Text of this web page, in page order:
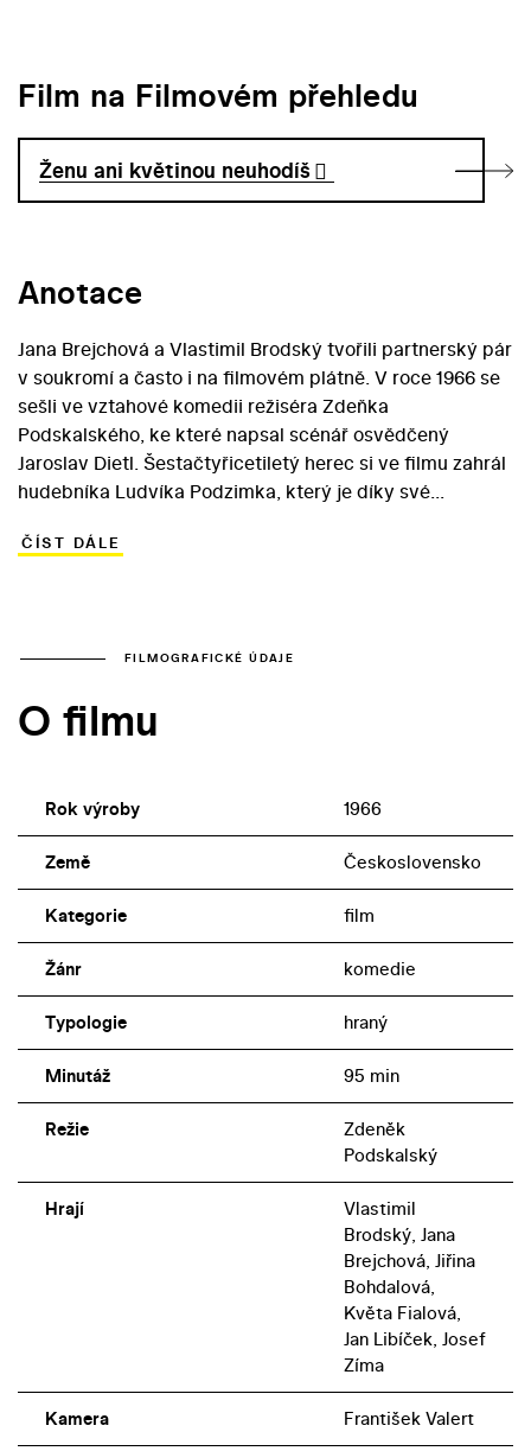
Film na Filmovém přehledu
Ženu ani květinou neuhodíš
Anotace
Jana Brejchová a Vlastimil Brodský tvořili partnerský pár
v soukromí a často i na filmovém plátně. V roce 1966 se
sešli ve vztahové komedii režiséra Zdeňka
Podskalského, ke které napsal scénář osvědčený
Jaroslav Dietl. Šestačtyřicetiletý herec si ve filmu zahrál
hudebníka Ludvíka Podzimka, který je díky své
pozornosti. Nedobrovolný, ženatý donchuán má ovšem s
problémy. Bohunka by se totiž ráda vdávala a Ludvík se
zahrály Jiřina Bohdalová, Karolina Slunéčková a Květa
ČÍST DÁLE
FILMOGRAFICKÉ ÚDAJE
O filmu
Rok výroby 1966
Země Československo
Kategorie film
Žánr komedie
Typologie hraný
Minutáž 95 min
Režie
Zdeněk
Podskalský
Hrají
Vlastimil
Brodský, Jana
Brejchová, Jiřina
Bohdalová,
Květa Fialová,
Jan Libíček, Josef
Zíma
Kamera František Valert